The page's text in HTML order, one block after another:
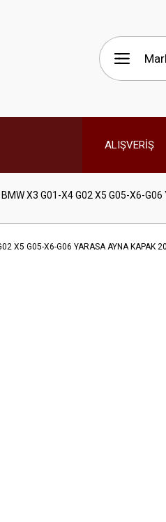
ALIŞVERİŞ
BMW X3 G01-X4 G02 X5 G05-X6-